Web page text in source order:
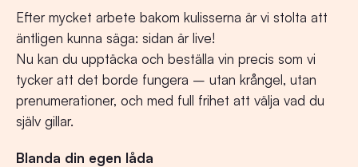
Efter mycket arbete bakom kulisserna är vi stolta att
äntligen kunna säga: sidan är live!
Nu kan du upptäcka och beställa vin precis som vi
tycker att det borde fungera – utan krångel, utan
prenumerationer, och med full frihet att välja vad du
själv gillar.
Blanda din egen låda